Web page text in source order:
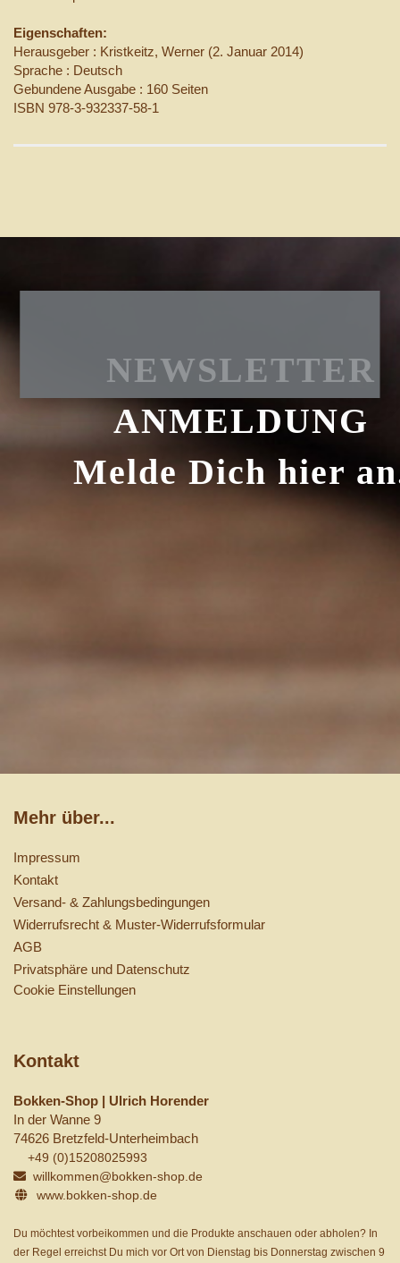
Eigenschaften:
Herausgeber : Kristkeitz, Werner (2. Januar 2014)
Sprache : Deutsch
Gebundene Ausgabe : 160 Seiten
ISBN 978-3-932337-58-1
NEWSLETTER
ANMELDUNG
Melde Dich hier
Mehr über...
Impressum
Kontakt
Versand- & Zahlungsbedingungen
Widerrufsrecht & Muster-Widerrufsformular
AGB
Privatsphäre und Datenschutz
Cookie Einstellungen
Kontakt
Bokken-Shop | Ulrich Horender
In der Wanne 9
74626 Bretzfeld-Unterheimbach
+49 (0)15208025993
willkommen@bokken-shop.de
www.bokken-shop.de
Du möchtest vorbeikommen und die Produkte anschauen oder abholen? In
der Regel erreichst Du mich vor Ort von Dienstag bis Donnerstag zwischen 9